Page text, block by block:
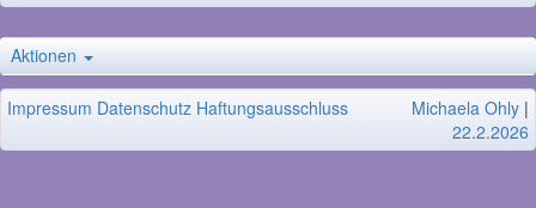
Aktionen
Impressum Datenschutz Haftungsausschluss Michaela Ohly |
22.2.2026